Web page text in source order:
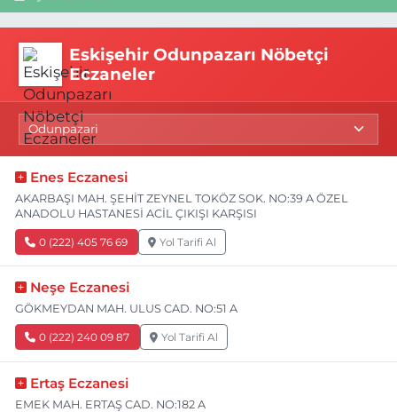
Eskişehir Odunpazarı Nöbetçi
Eczaneler
Enes Eczanesi
AKARBAŞI MAH. ŞEHİT ZEYNEL TOKÖZ SOK. NO:39 A ÖZEL
ANADOLU HASTANESİ ACİL ÇIKIŞI KARŞISI
0 (222) 405 76 69 Yol Tarifi Al
Neşe Eczanesi
GÖKMEYDAN MAH. ULUS CAD. NO:51 A
0 (222) 240 09 87 Yol Tarifi Al
Ertaş Eczanesi
EMEK MAH. ERTAŞ CAD. NO:182 A